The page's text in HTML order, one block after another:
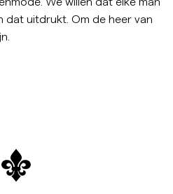
dat uitdrukt. Om de heer van